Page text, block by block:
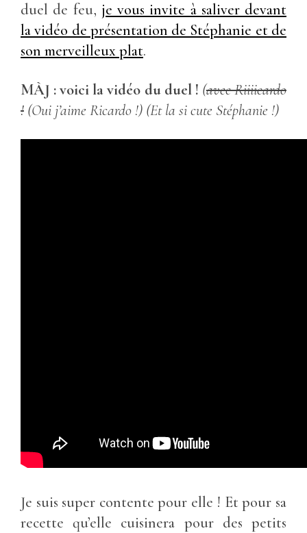
duel de feu, je vous invite à saliver devant
la vidéo de présentation de Stéphanie et de
son merveilleux plat.
MÀJ : voici la vidéo du duel ! (avec Riiiicardo
! (Oui j’aime Ricardo !) (Et la si cute Stéphanie !)
Je suis super contente pour elle ! Et pour sa
recette qu’elle cuisinera pour des petits